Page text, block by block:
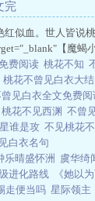
完
似血。世人皆说
【魔蝎
费阅读 桃花不知
桃花不曾见白衣大
见白衣全文免费阅
桃花不见西渊 不曾
谁是攻 不见桃花
白衣名句
乐晴盛怀洲 虞华绮
进化路线
《她以
走便当吗 星际领主